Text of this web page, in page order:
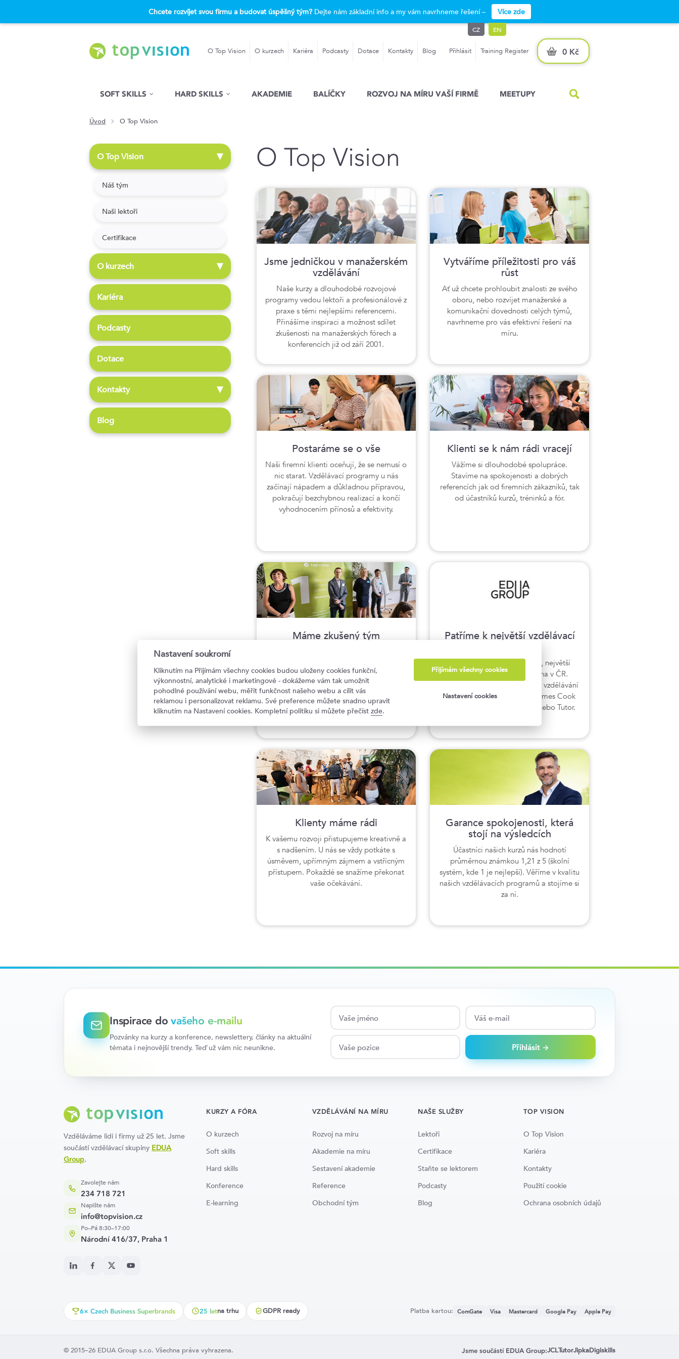
Chcete rozvíjet svou firmu a budovat úspěšný tým?Dejte nám základní info a my vám navrhneme řešení – Více zde
O Top Vision O kurzech Kariéra Podcasty Dotace Kontakty Blog Přihlásit Training Register 0 Kč
CZ EN
SOFT SKILLS HARD SKILLS AKADEMIE BALÍČKY ROZVOJ NA MÍRU VAŠÍ FIRMĚ MEETUPY
Úvod O Top Vision
O Top Vision ▶
Náš tým
Naši lektoři
Certifikace
O kurzech ▶
Kariéra
Podcasty
Dotace
Kontakty ▶
Blog
O Top Vision
Jsme jedničkou v manažerském
vzdělávání
Naše kurzy a dlouhodobé rozvojové
programy vedou lektoři a profesionálové z
praxe s těmi nejlepšími referencemi.
Přinášíme inspiraci a možnost sdílet
zkušenosti na manažerských fórech a
konferencích již od září 2001.
Vytváříme příležitosti pro váš
růst
Ať už chcete prohloubit znalosti ze svého
oboru, nebo rozvíjet manažerské a
komunikační dovednosti celých týmů,
navrhneme pro vás efektivní řešení na
míru.
Postaráme se o vše
Naši firemní klienti oceňují, že se nemusí o
nic starat. Vzdělávací programy u nás
začínají nápadem a důkladnou přípravou,
pokračují bezchybnou realizací a končí
vyhodnocením přínosů a efektivity.
Klienti se k nám rádi vracejí
Vážíme si dlouhodobé spolupráce.
Stavíme na spokojenosti a dobrých
referencích jak od firemních zákazníků, tak
od účastníků kurzů, tréninků a fór.
Máme zkušený tým
a sledujeme nové trendy, abychom byli
schopni plnit i ta nejnáročnější přání
klientů.
Patříme k největší vzdělávací
Jsme součástí EDUA Group, největší
soukromá vzdělávací skupina v ČR.
Klientům můžeme nabídnout i vzdělávání
od sesterských společností James Cook
Languages, Digiskills, Jipka nebo Tutor.
Klienty máme rádi
K vašemu rozvoji přistupujeme kreativně a
s nadšením. U nás se vždy potkáte s
úsměvem, upřímným zájmem a vstřícným
přístupem. Pokaždé se snažíme překonat
vaše očekávání.
Garance spokojenosti, která
stojí na výsledcích
Účastníci našich kurzů nás hodnotí
průměrnou známkou 1,21 z 5 (školní
systém, kde 1 je nejlepší). Věříme v kvalitu
našich vzdělávacích programů a stojíme si
za ní.
Inspirace dovašeho e-mailu
Pozvánky na kurzy a konference, newslettery, články na aktuální
témata i nejnovější trendy. Teď už vám nic neunikne.
Přihlásit →
Vzděláváme lidi i firmy už 25 let. Jsme
součástí vzdělávací skupiny EDUA
Group.
Zavolejte nám
234 718 721
Napište nám
info@topvision.cz
Po–Pá 8:30–17:00
Národní 416/37, Praha 1
KURZY A FÓRA
O kurzech
Soft skills
Hard skills
Konference
E-learning
VZDĚLÁVÁNÍ NA MÍRU
Rozvoj na míru
Akademie na míru
Sestavení akademie
Reference
Obchodní tým
NAŠE SLUŽBY
Lektoři
Certifikace
Staňte se lektorem
Podcasty
Blog
TOP VISION
O Top Vision
Kariéra
Kontakty
Použití cookie
Ochrana osobních údajů
6× Czech Business Superbrands 25 letna trhu GDPR ready Platba kartou: ComGate Visa Mastercard Google Pay Apple Pay
© 2015–26 EDUA Group s.r.o. Všechna práva vyhrazena. Jsme součástí EDUA Group:JCLTutorJipkaDigiskills
Nastavení soukromí
Kliknutím na Přijímám všechny cookies budou uloženy cookies funkční,
výkonnostní, analytické i marketingové - dokážeme vám tak umožnit
pohodlné používání webu, měřit funkčnost našeho webu a cílit vás
reklamou i personalizovat reklamu. Své preference můžete snadno upravit
kliknutím na Nastavení cookies. Kompletní politiku si můžete přečíst zde.
Přijímám všechny cookies
Nastavení cookies